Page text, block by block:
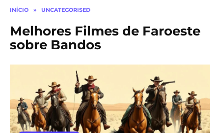
INÍCIO » UNCATEGORISED
Melhores Filmes de Faroeste
sobre Bandos